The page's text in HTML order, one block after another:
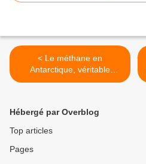
< Le méthane en
Antarctique, véritable
bombe climatique
Hébergé par Overblog
Top articles
Pages